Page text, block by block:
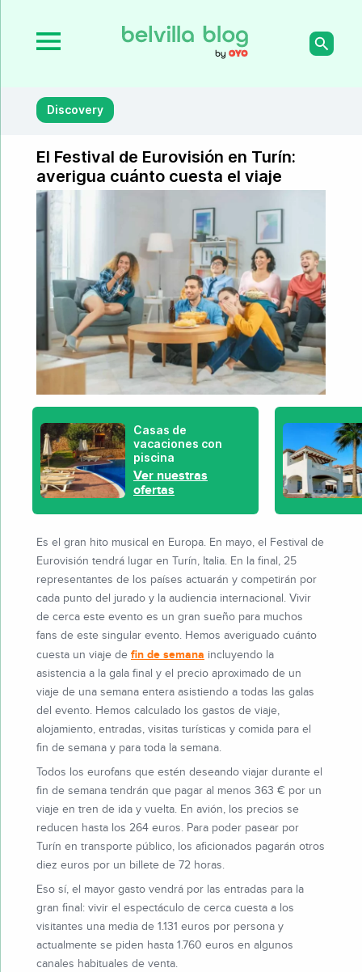
Discovery
El Festival de Eurovisión en Turín:
averigua cuánto cuesta el viaje
Casas de
vacaciones con
piscina
Ver nuestras
ofertas
Es el gran hito musical en Europa. En mayo, el Festival de
Eurovisión tendrá lugar en Turín, Italia. En la final, 25
representantes de los países actuarán y competirán por
cada punto del jurado y la audiencia internacional. Vivir
de cerca este evento es un gran sueño para muchos
fans de este singular evento. Hemos averiguado cuánto
cuesta un viaje de fin de semana incluyendo la
asistencia a la gala final y el precio aproximado de un
viaje de una semana entera asistiendo a todas las galas
del evento. Hemos calculado los gastos de viaje,
alojamiento, entradas, visitas turísticas y comida para el
fin de semana y para toda la semana.
Todos los eurofans que estén deseando viajar durante el
fin de semana tendrán que pagar al menos 363 € por un
viaje en tren de ida y vuelta. En avión, los precios se
reducen hasta los 264 euros. Para poder pasear por
Turín en transporte público, los aficionados pagarán otros
diez euros por un billete de 72 horas.
Eso sí, el mayor gasto vendrá por las entradas para la
gran final: vivir el espectáculo de cerca cuesta a los
visitantes una media de 1.131 euros por persona y
actualmente se piden hasta 1.760 euros en algunos
canales habituales de venta.